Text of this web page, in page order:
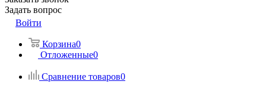
Задать вопрос
Войти
Корзина0
Отложенные0
Сравнение товаров0